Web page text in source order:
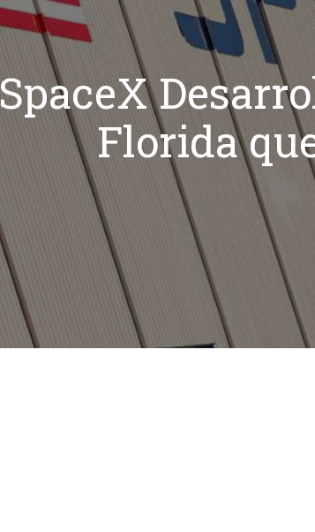
SpaceX
Florida